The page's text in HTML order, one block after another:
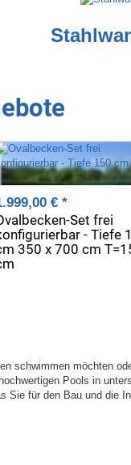
Set frei
- Tiefe
350 x 700 cm
€ *
möchten
Pools in
für den Bau und die